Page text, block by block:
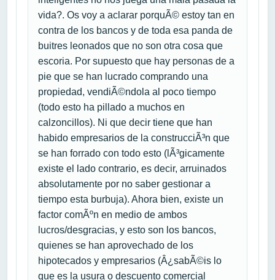
vida?. Os voy a aclarar porquÃ© estoy tan en
contra de los bancos y de toda esa panda de
buitres leonados que no son otra cosa que
escoria. Por supuesto que hay personas de a
pie que se han lucrado comprando una
propiedad, vendiÃ©ndola al poco tiempo
(todo esto ha pillado a muchos en
calzoncillos). Ni que decir tiene que han
habido empresarios de la construcciÃ³n que
se han forrado con todo esto (lÃ³gicamente
existe el lado contrario, es decir, arruinados
absolutamente por no saber gestionar a
tiempo esta burbuja). Ahora bien, existe un
factor comÃºn en medio de ambos
lucros/desgracias, y esto son los bancos,
quienes se han aprovechado de los
hipotecados y empresarios (Â¿sabÃ©is lo
que es la usura o descuento comercial